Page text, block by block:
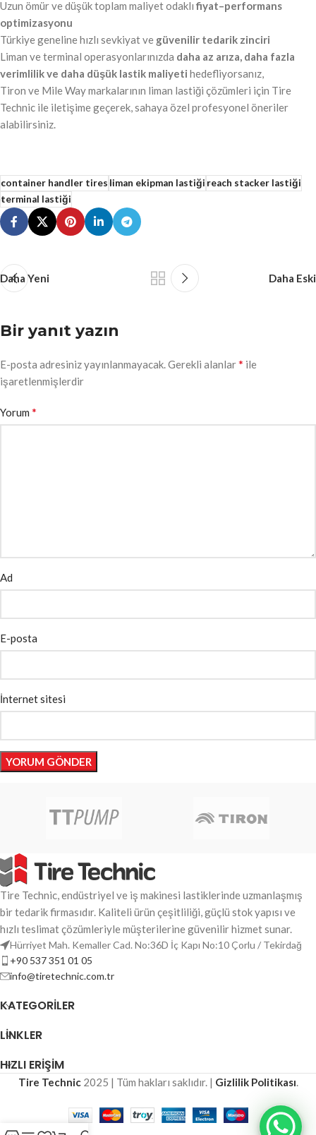
Uzun ömür ve düşük toplam maliyet odaklı fiyat–performans
optimizasyonu
Türkiye geneline hızlı sevkiyat ve güvenilir tedarik zinciri
Liman ve terminal operasyonlarınızda daha az arıza, daha fazla
verimlilik ve daha düşük lastik maliyeti hedefliyorsanız,
Tiron ve Mile Way markalarının liman lastiği çözümleri için Tire
Technic ile iletişime geçerek, sahaya özel profesyonel öneriler
alabilirsiniz.
container handler tiresliman ekipman lastiğireach stacker lastiği
terminal lastiği
Daha Yeni Daha Eski
Bir yanıt yazın
E-posta adresiniz yayınlanmayacak.Gerekli alanlar* ile
işaretlenmişlerdir
Yorum *
Ad
E-posta
İnternet sitesi
Tire Technic, endüstriyel ve iş makinesi lastiklerinde uzmanlaşmış
bir tedarik firmasıdır. Kaliteli ürün çeşitliliği, güçlü stok yapısı ve
hızlı teslimat çözümleriyle müşterilerine güvenilir hizmet sunar.
Hürriyet Mah. Kemaller Cad. No:36D İç Kapı No:10 Çorlu / Tekirdağ
+90 537 351 01 05
info@tiretechnic.com.tr
KATEGORILER
LINKLER
HIZLI ERİŞİM
Tire Technic 2025 | Tüm hakları saklıdır. | Gizlilik Politikası.